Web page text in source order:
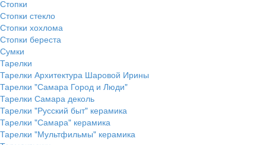
Стопки
Стопки стекло
Стопки хохлома
Стопки береста
Сумки
Тарелки
Тарелки Архитектура Шаровой Ирины
Тарелки "Самара Город и Люди"
Тарелки Самара деколь
Тарелки "Русский быт" керамика
Тарелки "Самара" керамика
Тарелки "Мультфильмы" керамика